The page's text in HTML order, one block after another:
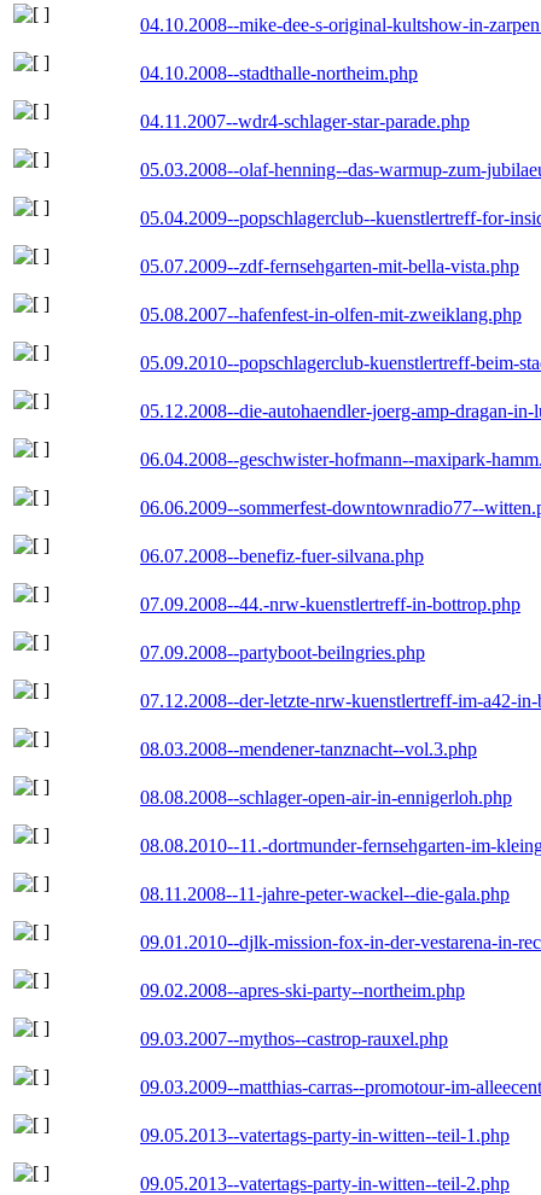
04.10.2008--mike-dee-s-original-kultshow-in-
04.10.2008--stadthalle-northeim.php
04.11.2007--wdr4-schlager-star-parade.php
05.03.2008--olaf-henning--das-warmup-zum-
05.04.2009--popschlagerclub--kuenstlertreff-for-
05.07.2009--zdf-fernsehgarten-mit-bella-vista.php
05.08.2007--hafenfest-in-olfen-mit-zweiklang.php
05.09.2010--popschlagerclub-kuenstlertreff-beim-
05.12.2008--die-autohaendler-joerg-amp-dragan-in-
06.04.2008--geschwister-hofmann--maxipark-
06.06.2009--sommerfest-downtownradio77--
06.07.2008--benefiz-fuer-silvana.php
07.09.2008--44.-nrw-kuenstlertreff-in-bottrop.php
07.09.2008--partyboot-beilngries.php
07.12.2008--der-letzte-nrw-kuenstlertreff-im-a42-
08.03.2008--mendener-tanznacht--vol.3.php
08.08.2008--schlager-open-air-in-ennigerloh.php
08.08.2010--11.-dortmunder-fernsehgarten-im-
08.11.2008--11-jahre-peter-wackel--die-gala.php
09.01.2010--djlk-mission-fox-in-der-vestarena-in-
09.02.2008--apres-ski-party--northeim.php
09.03.2007--mythos--castrop-rauxel.php
09.03.2009--matthias-carras--promotour-im-
09.05.2013--vatertags-party-in-witten--teil-1.php
09.05.2013--vatertags-party-in-witten--teil-2.php